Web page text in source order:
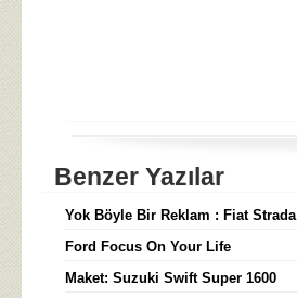
Benzer Yazılar
Yok Böyle Bir Reklam : Fiat Strada
Ford Focus On Your Life
Maket: Suzuki Swift Super 1600